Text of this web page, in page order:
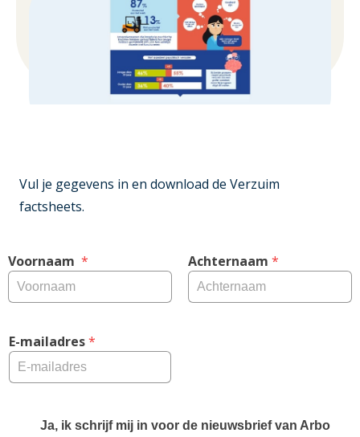
Vul je gegevens in en download de Verzuim
factsheets.
Voornaam * Achternaam *
E-mailadres *
Ja, ik schrijf mij in voor de nieuwsbrief van Arbo